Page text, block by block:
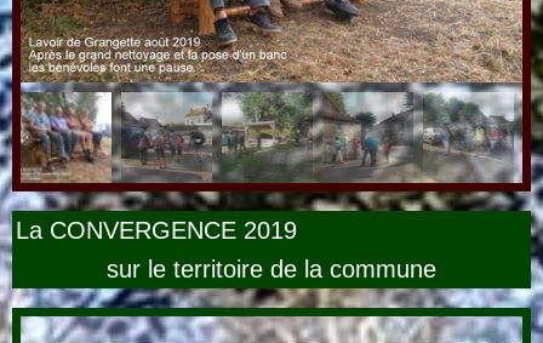
La CONVERGENCE 2019
sur le territoire de la commune